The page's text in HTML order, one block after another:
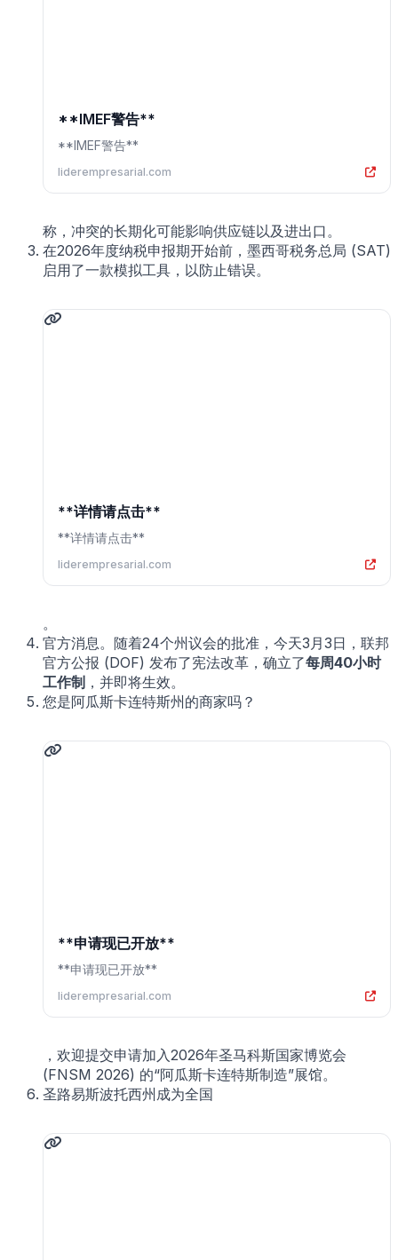
**IMEF警告**
**IMEF警告**
liderempresarial.com
称，冲突的长期化可能影响供应链以及进出口。
在2026年度纳税申报期开始前，墨西哥税务总局 (SAT)
启用了一款模拟工具，以防止错误。
**详情请点击**
**详情请点击**
liderempresarial.com
。
官方消息。随着24个州议会的批准，今天3月3日，联邦
官方公报 (DOF) 发布了宪法改革，确立了每周40小时
工作制 ，并即将生效。
您是阿瓜斯卡连特斯州的商家吗？
**申请现已开放**
**申请现已开放**
liderempresarial.com
，欢迎提交申请加入2026年圣马科斯国家博览会
(FNSM 2026) 的“阿瓜斯卡连特斯制造”展馆。
圣路易斯波托西州成为全国